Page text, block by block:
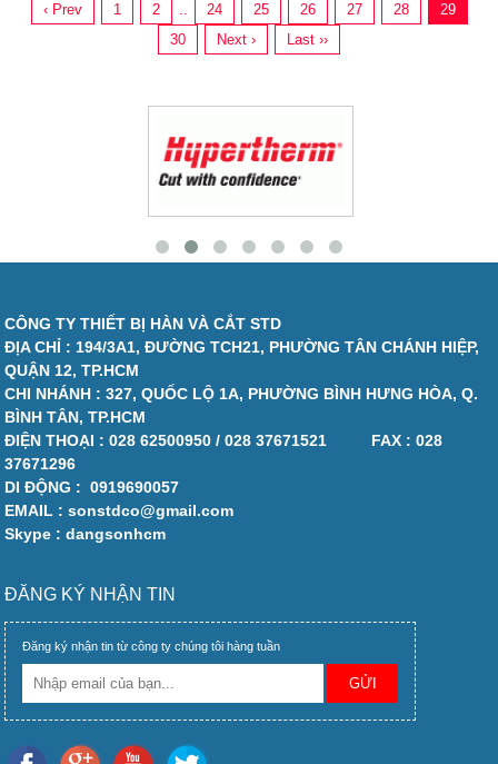
‹ Prev 1 2 .. 24 25 26 27 28
29
30
Next › Last ››
CÔNG TY THIẾT BỊ HÀN VÀ CẮT STD
ĐỊA CHỈ : 194/3A1, ĐƯỜNG TCH21, PHƯỜNG TÂN CHÁNH HIỆP,
QUẬN 12, TP.HCM
CHI NHÁNH : 327, QUỐC LỘ 1A, PHƯỜNG BÌNH HƯNG HÒA, Q.
BÌNH TÂN, TP.HCM
ĐIỆN THOẠI :028 62500950 / 028 37671521 FAX :028
37671296
DI ĐỘNG :0919690057
EMAIL : sonstdco@gmail.com
Skype : dangsonhcm
ĐĂNG KÝ NHẬN TIN
Đăng ký nhận tin từ công ty chúng tôi hàng tuần